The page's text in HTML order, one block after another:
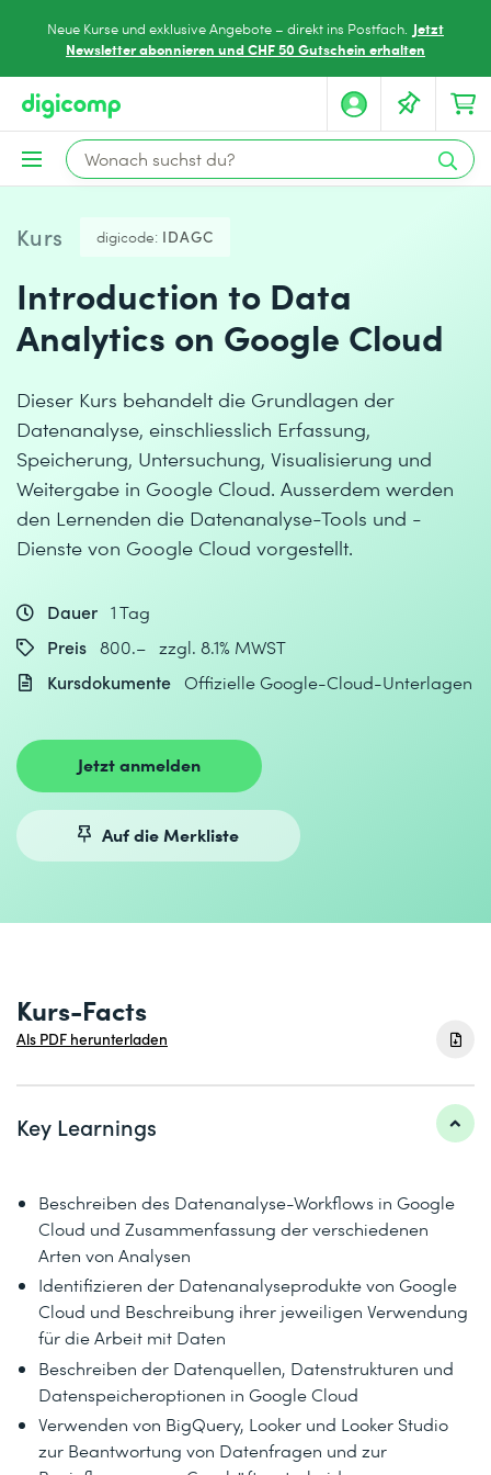
Neue Kurse und exklusive Angebote – direkt ins Postfach. Jetzt
Newsletter abonnieren und CHF 50 Gutschein erhalten
Kurs digicode: IDAGC
Introduction to Data
Analytics on Google Cloud
Dieser Kurs behandelt die Grundlagen der
Datenanalyse, einschliesslich Erfassung,
Speicherung, Untersuchung, Visualisierung und
Weitergabe in Google Cloud. Ausserdem werden
den Lernenden die Datenanalyse-Tools und -
Dienste von Google Cloud vorgestellt.
Dauer 1 Tag
Preis 800.– zzgl. 8.1% MWST
Kursdokumente Offizielle Google-Cloud-Unterlagen
Jetzt anmelden
Auf die Merkliste
Kurs-Facts
Als PDF herunterladen
Key Learnings
Beschreiben des Datenanalyse-Workflows in Google
Cloud und Zusammenfassung der verschiedenen
Arten von Analysen
Identifizieren der Datenanalyseprodukte von Google
Cloud und Beschreibung ihrer jeweiligen Verwendung
für die Arbeit mit Daten
Beschreiben der Datenquellen, Datenstrukturen und
Datenspeicheroptionen in Google Cloud
Verwenden von BigQuery, Looker und Looker Studio
zur Beantwortung von Datenfragen und zur